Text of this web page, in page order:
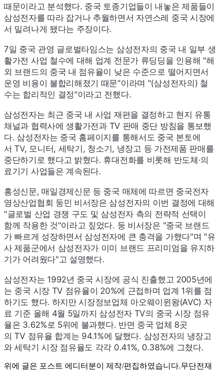
때문이라고 분석했다. 중국 토종기업들이 내놓은 제품들이
삼성전자를 따라 잡거나 추월하면서 자연스레 중국 시장에
서 밀려나게 됐다는 주장이다.
7일 중국 관영 글로벌타임스는 삼성전자의 중국 내 일부 생
활가전 사업 철수에 대해 업계 전문가 류딩딩을 인용해 "해
외 브랜드의 중국 내 점유율이 낮은 수준으로 떨어지면서
운영 비용이 불합리해졌기 때문"이라며 "(삼성전자의) 철
수는 합리적인 결정"이라고 전했다.
삼성전자는 최근 중국 내 사업 재편을 결정하고 현지 유통
채널과 협력사에 생활가전과 TV 판매 중단 방침을 통보했
다. 삼성전자는 중국 홈페이지를 통해서도 중국 본토에
서TV, 모니터, 세탁기, 청소기, 냉장고 등 가전제품 판매를
중단하기로 했다고 밝혔다. 휴대전화를 비롯해 반도체·의
료기기 사업들은 계속된다.
홍성신문, 매일경제신문 등 중국 매체에 따르면 중국전자
영상산업협회 둥민 비서장은 삼성전자의 이번 결정에 대해
"글로벌 산업 경쟁 구도 및 삼성전자 측의 전략적 선택이
함께 작용한 것"이라고 짚었다. 둥 비서장은 "중국 브랜드
가 빠르게 성장하면서 삼성전자에 큰 충격을 가했다"며 "유
사 제품군에서 삼성전자가 이미 브랜드 프리미엄을 유지하
기가 어려웠다"고 설명했다.
삼성전자는 1992년 중국 시장에 공식 진출했고 2005년에
는 중국 시장 TV 점유율이 20%에 근접하며 업계 1위를 점
하기도 했다. 하지만 시장정보업체 아오웨이윈왕(AVC) 자
료 기준 올해 4월 5일까지 삼성전자 TV의 중국 시장 점유
율은 3.62%로 5위에 불과했다. 반면 중국 업체 8곳
의TV 점유율 합계는 94.1%에 달했다. 삼성전자의 냉장고
와 세탁기 시장 점유율도 각각 0.41%, 0.38%에 그쳤다.
위에 글은 포스트 에디터분이 제작/편집하였습니다.무단전재